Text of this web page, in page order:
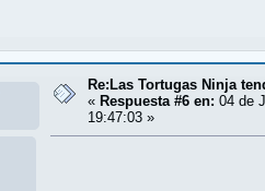
Re:Las Tortugas Ninja
« Respuesta #6 en: 04 de
19:47:03 »